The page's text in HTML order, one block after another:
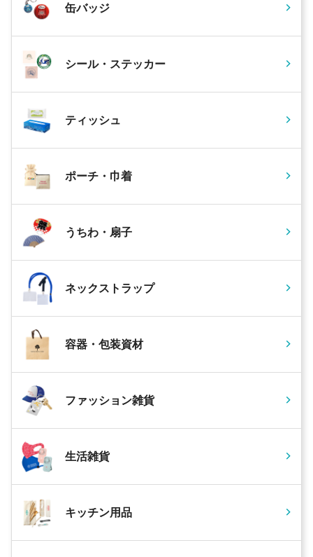
缶バッジ
シール・ステッカー
ティッシュ
ポーチ・巾着
うちわ・扇子
ネックストラップ
容器・包装資材
ファッション雑貨
生活雑貨
キッチン用品